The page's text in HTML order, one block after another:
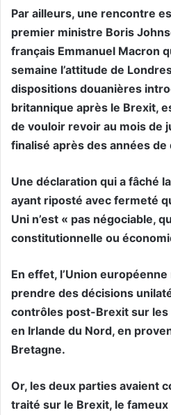
Par ailleurs, une rencontre
premier ministre Boris
français Emmanuel Macron
semaine l’attitude de
dispositions douanières
britannique après le Brexit,
de vouloir revoir au mois de
finalisé après des années
Une déclaration qui a fâché
ayant riposté avec fermeté
Uni n’est « pas négociable,
constitutionnelle ou
En effet, l’Union
prendre des décisions
contrôles post-Brexit sur
en Irlande du Nord, en
Bretagne.
Or, les deux parties avaient
traité sur le Brexit, le